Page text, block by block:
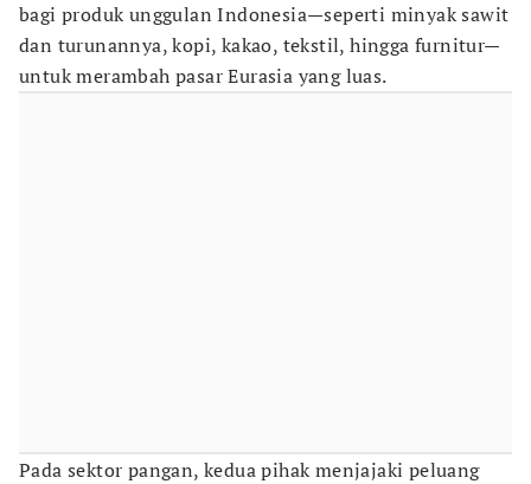
bagi produk unggulan Indonesia—seperti minyak sawit
dan turunannya, kopi, kakao, tekstil, hingga furnitur—
untuk merambah pasar Eurasia yang luas.
Pada sektor pangan, kedua pihak menjajaki peluang